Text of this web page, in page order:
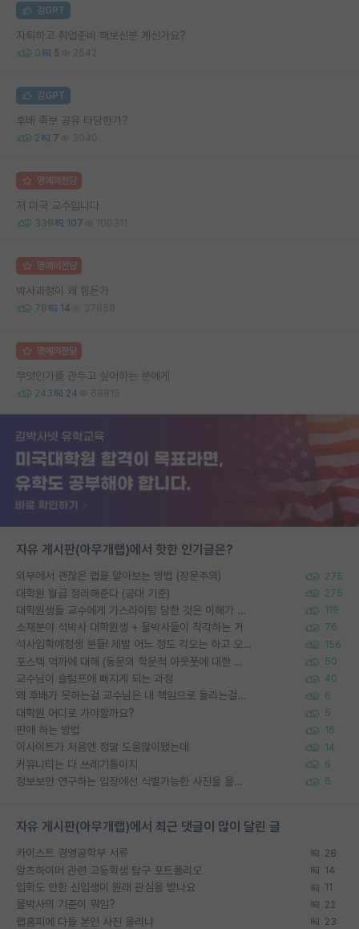
김GPT
자퇴하고 취업준비 해보신분 계신가요?
0 5 2542
김GPT
후배 족보 공유 타당한가?
2 7 3040
명예의전당
저 미국 교수입니다
339 107 100311
명예의전당
박사과정이 왜 힘든가
78 14 37658
명예의전당
무엇인가를 관두고 싶어하는 분에게
243 24 69916
자유 게시판(아무개랩)에서 핫한 인기글은?
외부에서 괜찮은 랩을 알아보는 방법 (장문주의) 275
대학원 월급 정리해준다 (공대 기준) 275
대학원생들 교수에게 가스라이팅 당한 것은 이해가 갑니다. 안타깝네요. 119
소재분야 석박사 대학원생 + 물박사들이 착각하는 거 76
석사입학예정생 분들! 제발 어느 정도 각오는 하고 오세요. 156
포스텍 억까에 대해 (동문의 학문적 아웃풋에 대한 반박) 50
교수님이 슬럼프에 빠지게 되는 과정 40
왜 후배가 못하는걸 교수님은 내 책임으로 돌리는걸까요? 6
대학원 어디로 가야할까요? 5
편애 하는 방법 16
이사이트가 처음엔 정말 도움많이됐는데 14
커뮤니티는 다 쓰레기통이지 6
정보보안 연구하는 입장에선 식별가능한 사진을 올리는건 비추이긴함 6
자유 게시판(아무개랩)에서 최근 댓글이 많이 달린 글
카이스트 경영공학부 서류 28
알츠하이머 관련 고등학생 탐구 포트폴리오 14
입학도 안한 신입생이 원래 관심을 받나요 11
물박사의 기준이 뭐임? 22
랩홈피에 다들 본인 사진 올리냐 23